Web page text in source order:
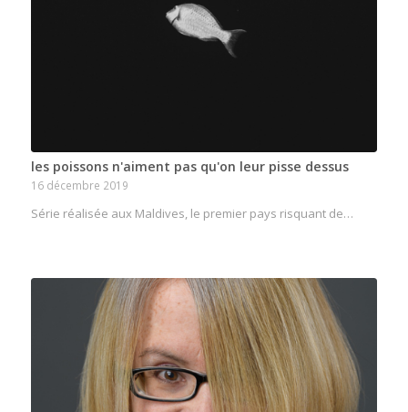
les poissons n'aiment pas qu'on leur pisse dessus
16 décembre 2019
Série réalisée aux Maldives, le premier pays risquant de…